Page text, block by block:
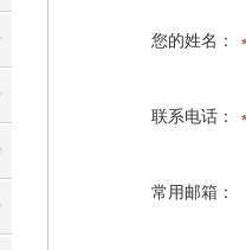
您的姓名：
联系电话：
常用邮箱：